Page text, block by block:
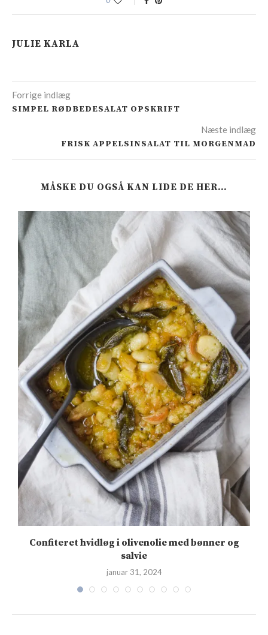
JULIE KARLA
Forrige indlæg
SIMPEL RØDBEDESALAT OPSKRIFT
Næste indlæg
FRISK APPELSINSALAT TIL MORGENMAD
MÅSKE DU OGSÅ KAN LIDE DE HER…
Confiteret hvidløg i olivenolie med bønner og
salvie
januar 31, 2024